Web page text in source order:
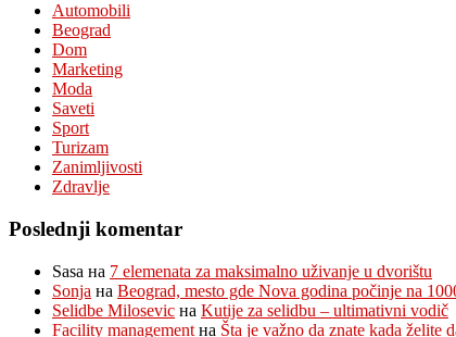
Automobili
Beograd
Dom
Marketing
Moda
Saveti
Sport
Turizam
Zanimljivosti
Zdravlje
Poslednji komentar
Sasa на 7 elemenata za maksimalno uživanje u dvorištu
Sonja на Beograd, mesto gde Nova godina počinje na
Selidbe Milosevic на Kutije za selidbu – ultimativni vodič
Facility management на Šta je važno da znate kada želite